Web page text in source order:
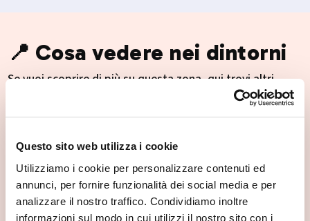
Questo sito web utilizza i cookie
Utilizziamo i cookie per personalizzare contenuti ed
annunci, per fornire funzionalità dei social media e per
analizzare il nostro traffico. Condividiamo inoltre
informazioni sul modo in cui utilizzi il nostro sito con i
📍 Cosa vedere nei dintorni
Se vuoi scoprire di più su questa zona, qui trovi altri